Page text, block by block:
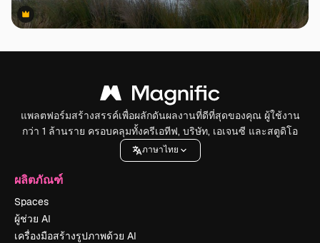
Premium
Premium
แพลตฟอร์มสร้างสรรค์เพื่อผลักดันผลงานที่ดีที่สุดของคุณ ผู้ใช้งาน
กว่า 1 ล้านราย ครอบคลุมทั้งครีเอทีฟ, บริษัท, เอเจนซี และสตูดิโอ
ภาษาไทย
ผลิตภัณฑ์
Spaces
ผู้ช่วย AI
เครื่องมือสร้างรูปภาพด้วย AI